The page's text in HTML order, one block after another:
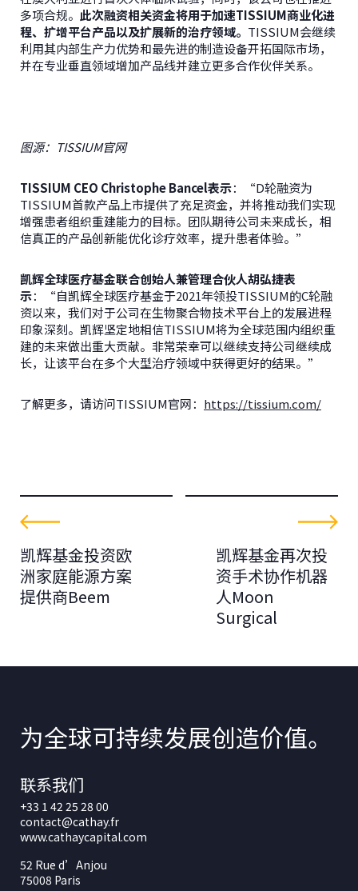
多项合规。 此次融资相关资金将用于加速TISSIUM商业化进
程、扩增平台产品以及扩展新的治疗领域。 TISSIUM会继续
利用其内部生产力优势和最先进的制造设备开拓国际市场，
并在专业垂直领域增加产品线并建立更多合作伙伴关系。
图源：TISSIUM官网
TISSIUM CEO Christophe Bancel表示：“D轮融资为
TISSIUM首款产品上市提供了充足资金，并将推动我们实现
增强患者组织重建能力的目标。团队期待公司未来成长，相
信真正的产品创新能优化诊疗效率，提升患者体验。”
凯辉全球医疗基金联合创始人兼管理合伙人胡弘捷表
示：“自凯辉全球医疗基金于2021年领投TISSIUM的C轮融
资以来，我们对于公司在生物聚合物技术平台上的发展进程
印象深刻。凯辉坚定地相信TISSIUM将为全球范围内组织重
建的未来做出重大贡献。非常荣幸可以继续支持公司继续成
长，让该平台在多个大型治疗领域中获得更好的结果。”
了解更多，请访问TISSIUM官网： https://tissium.com/
凯辉基金投资欧
洲家庭能源方案
提供商Beem
凯辉基金再次投
资手术协作机器
人Moon
Surgical
为全球可持续发展创造价值。
联系我们
+33 1 42 25 28 00
contact@cathay.fr
www.cathaycapital.com
52 Rue d’Anjou
75008 Paris